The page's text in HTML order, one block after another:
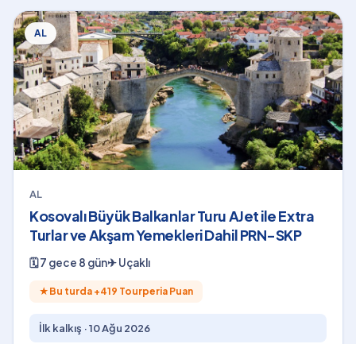
AL
AL
Kosovalı Büyük Balkanlar Turu AJet ile Extra
Turlar ve Akşam Yemekleri Dahil PRN-SKP
🗓7 gece 8 gün✈Uçaklı
★ Bu turda +419 Tourperia Puan
İlk kalkış ·10 Ağu 2026